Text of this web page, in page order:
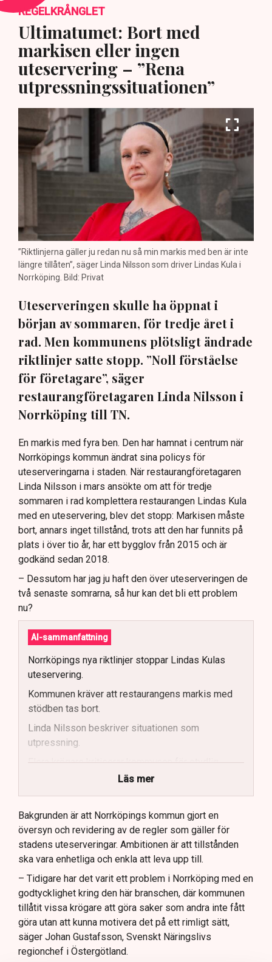
REGELKRÅNGLET
Ultimatumet: Bort med
markisen eller ingen
uteservering – ”Rena
utpressningssituationen”
”Riktlinjerna gäller ju redan nu så min markis med ben är inte
längre tillåten”, säger Linda Nilsson som driver Lindas Kula i
Norrköping. Bild: Privat
Uteserveringen skulle ha öppnat i
början av sommaren, för tredje året i
rad. Men kommunens plötsligt ändrade
riktlinjer satte stopp. ”Noll förståelse
för företagare”, säger
restaurangföretagaren Linda Nilsson i
Norrköping till TN.
En markis med fyra ben. Den har hamnat i centrum när
Norrköpings kommun ändrat sina policys för
uteserveringarna i staden. När restaurangföretagaren
Linda Nilsson i mars ansökte om att för tredje
sommaren i rad komplettera restaurangen Lindas Kula
med en uteservering, blev det stopp: Markisen måste
bort, annars inget tillstånd, trots att den har funnits på
plats i över tio år, har ett bygglov från 2015 och är
godkänd sedan 2018.
– Dessutom har jag ju haft den över uteserveringen de
två senaste somrarna, så hur kan det bli ett problem
nu?
AI-sammanfattning
Norrköpings nya riktlinjer stoppar Lindas Kulas
uteservering.
Kommunen kräver att restaurangens markis med
stödben tas bort.
Linda Nilsson beskriver situationen som
utpressning.
Flera krögare kritiserar kommunen för otydlig
Kommunen vill skapa enhetliga regler för
uteserveringar.
Lindas Kula ställer in uteserveringen för
sommaren.
Läs mer
Bakgrunden är att Norrköpings kommun gjort en
översyn och revidering av de regler som gäller för
stadens uteserveringar. Ambitionen är att tillstånden
ska vara enhetliga och enkla att leva upp till.
– Tidigare har det varit ett problem i Norrköping med en
godtycklighet kring den här branschen, där kommunen
tillåtit vissa krögare att göra saker som andra inte fått
göra utan att kunna motivera det på ett rimligt sätt,
säger Johan Gustafsson, Svenskt Näringslivs
regionchef i Östergötland.